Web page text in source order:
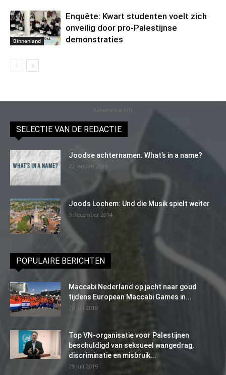
Binnenland
Enquête: Kwart studenten voelt zich
onveilig door pro-Palestijnse
demonstraties
Advertentie (11)
SELECTIE VAN DE REDACTIE
Joodse achternamen. What’s in a name?
22 januari 2016
Joods Lochem: Und die Musik spielt weiter
3 december 2014
POPULAIRE BERICHTEN
Maccabi Nederland op jacht naar goud
tijdens European Maccabi Games in...
29 juli 2019
Top VN-organisatie voor Palestijnen
beschuldigd van seksueel wangedrag,
discriminatie en misbruik...
29 juli 2019